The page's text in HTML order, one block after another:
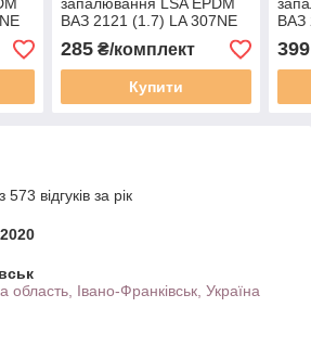
запалювання LSA EPDM
ВАЗ 2121 (1.7) LA 307NE
285₴/комплект
Купити
ВАЗ
399
відгуків за рік
область, Івано-Франківськ, Україна